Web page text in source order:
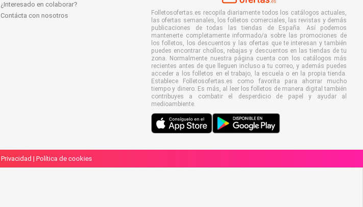
¿Interesado en colaborar?
Contácta con nosotros
Folletosofertas.es recopila diariamente todos los catálogos actuales,
las ofertas semanales, los folletos comerciales, las revistas y demás
publicaciones de todas las tiendas de España. Así podemos
mantenerte completamente informado/a sobre las promociones de
los folletos, los descuentos y las ofertas que te interesan y también
puedes encontrar chollos, rebajas y descuentos en las tiendas de tu
zona. Normalmente nuestra página cuenta con los catálogos más
recientes antes de que lleguen incluso a tu correo, y además puedes
acceder a los folletos en el trabajo, la escuela o en la propia tienda.
Establece Folletosofertas.es como favorita para ahorrar mucho
tiempo y dinero. Es más, al leer los folletos de manera digital también
contribuyes a combatir el desperdicio de papel y ayudar al
medioambiente.
| Política de cookies